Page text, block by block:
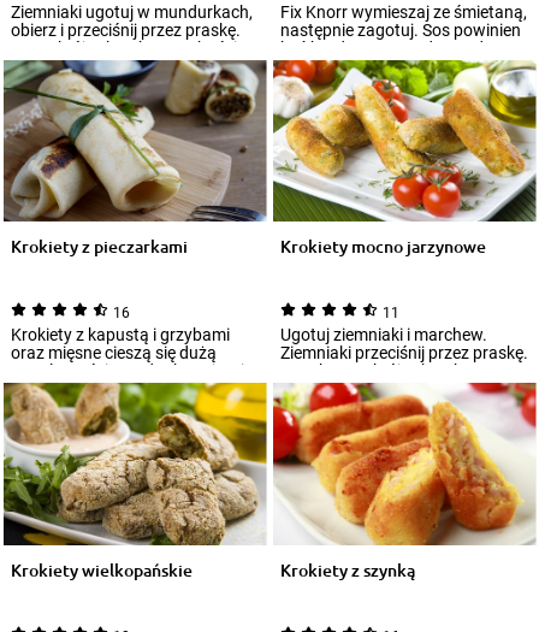
Ziemniaki ugotuj w mundurkach,
obierz i przeciśnij przez praskę.
Ser pokrój w kostkę o grubości
0...
Fix Knorr wymieszaj ze śmietaną,
następnie zagotuj. Sos powinien
być bardzo gęsty, odstaw do
osty...
Krokiety z pieczarkami
16
Krokiety z kapustą i grzybami
oraz mięsne cieszą się dużą
popularnością. Jednak można je
przygoto...
Krokiety mocno jarzynowe
11
Ugotuj ziemniaki i marchew.
Ziemniaki przeciśnij przez praskę.
Marchew pokrój w kostkę. Dwa
jajka...
Krokiety wielkopańskie Krokiety z szynką